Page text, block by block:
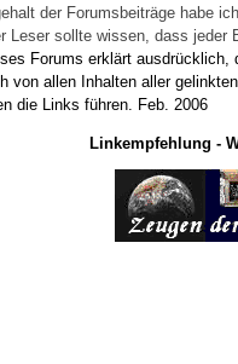
der Forumsbeiträge habe
sollte wissen, dass
Forums erklärt
von allen Inhalten aller
die Links führen.
Feb. 2006
Linkempfehlung -